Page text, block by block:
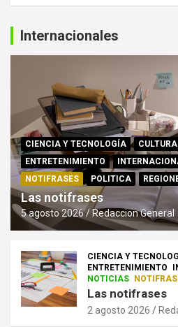
Internacionales
CIENCIA Y TECNOLOGÍA CULTURA
ENTRETENIMIENTO
NOTIFRASES
POLITICA
Las notifrases
5 agosto 2026 Redaccion General
CIENCIA Y
ENTRETENIMIENTO
NOTICIAS
Las notifrases
2 agosto 2026